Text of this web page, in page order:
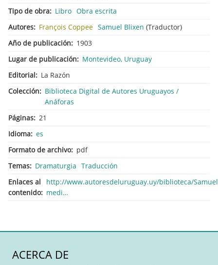
Tipo de obra
Libro Obra escrita
Autores
François Coppee Samuel Blixen (Traductor)
Año de publicación
1903
Lugar de publicación
Montevideo, Uruguay
Editorial
La Razón
Colección
Biblioteca Digital de Autores Uruguayos /
Anáforas
Páginas 21
Idioma es
Formato de archivo
pdf
Temas
Dramaturgia Traducción
Enlaces al
contenido
http://www.autoresdeluruguay.uy/biblioteca/
medi…
ACERCA DE